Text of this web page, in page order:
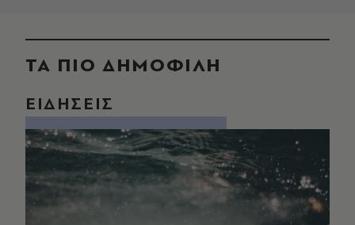
ΤΑ ΠΙΟ ΔΗΜΟΦΙΛΗ
ΕΙΔΗΣΕΙΣ